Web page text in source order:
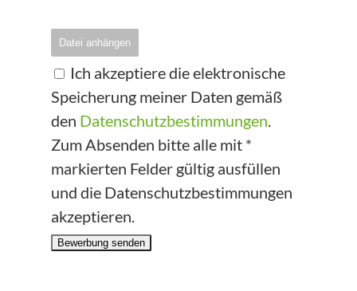
Datei anhängen
Ich akzeptiere die elektronische
Speicherung meiner Daten gemäß
den Datenschutzbestimmungen.
Zum Absenden bitte alle mit *
markierten Felder gültig ausfüllen
und die Datenschutzbestimmungen
akzeptieren.
Bewerbung senden